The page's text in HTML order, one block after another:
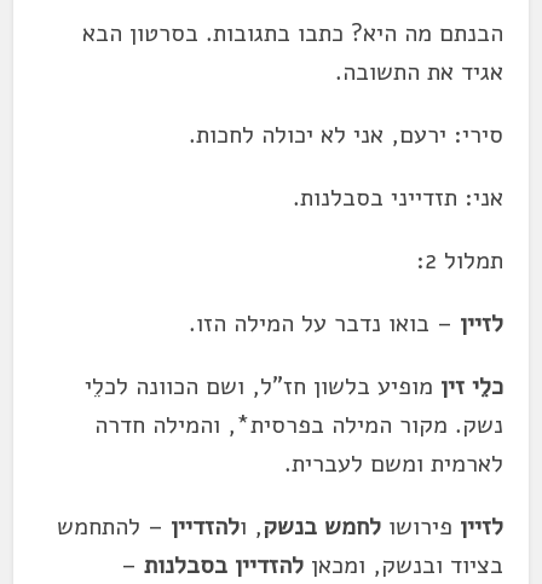
הבנתם מה היא? כתבו בתגובות. בסרטון הבא
אגיד את התשובה.
סירי: ירעם, אני לא יכולה לחכות.
אני: תזדייני בסבלנות.
תמלול 2:
לזיין – בואו נדבר על המילה הזו.
כלֵי זין מופיע בלשון חז"ל, ושם הכוונה לכלֵי
נשק. מקור המילה בפרסית*, והמילה חדרה
לארמית ומשם לעברית.
לזיין פירושולחמש בנשק, ולהזדיין – להתחמש
בציוד ובנשק, ומכאןלהזדיין בסבלנות –